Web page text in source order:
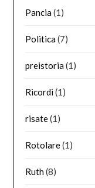
Pancia(1)
Politica(7)
preistoria(1)
Ricordi(1)
risate(1)
Rotolare(1)
Ruth(8)